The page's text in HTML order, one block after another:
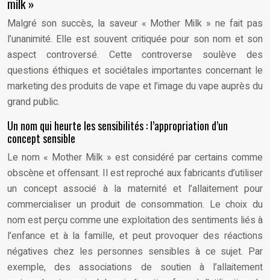
Malgré son succès, la saveur « Mother Milk » ne fait pas
l’unanimité. Elle est souvent critiquée pour son nom et son
aspect controversé. Cette controverse soulève des
questions éthiques et sociétales importantes concernant le
marketing des produits de vape et l’image du vape auprès du
grand public.
Un nom qui heurte les sensibilités : l’appropriation d’un
concept sensible
Le nom « Mother Milk » est considéré par certains comme
obscène et offensant. Il est reproché aux fabricants d’utiliser
un concept associé à la maternité et l’allaitement pour
commercialiser un produit de consommation. Le choix du
nom est perçu comme une exploitation des sentiments liés à
l’enfance et à la famille, et peut provoquer des réactions
négatives chez les personnes sensibles à ce sujet. Par
exemple, des associations de soutien à l’allaitement